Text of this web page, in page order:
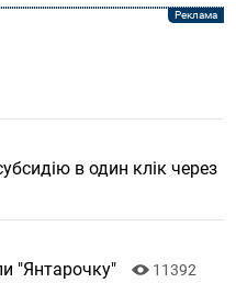
в один клік через
"Янтарочку" 11392